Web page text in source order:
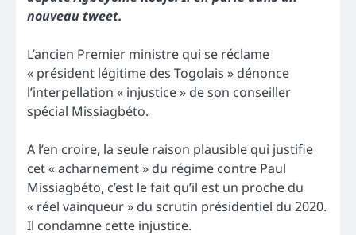
nouveau tweet.
L’ancien Premier ministre qui se réclame
« président légitime des Togolais » dénonce
l’interpellation « injustice » de son conseiller
spécial Missiagbéto.
A l’en croire, la seule raison plausible qui justifie
cet « acharnement » du régime contre Paul
Missiagbéto, c’est le fait qu’il est un proche du
« réel vainqueur » du scrutin présidentiel du 2020.
Il condamne cette injustice.